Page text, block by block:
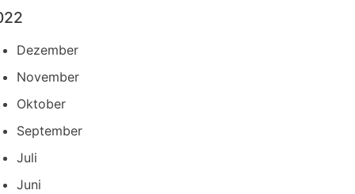
Dezember
November
Oktober
September
Juli
Juni